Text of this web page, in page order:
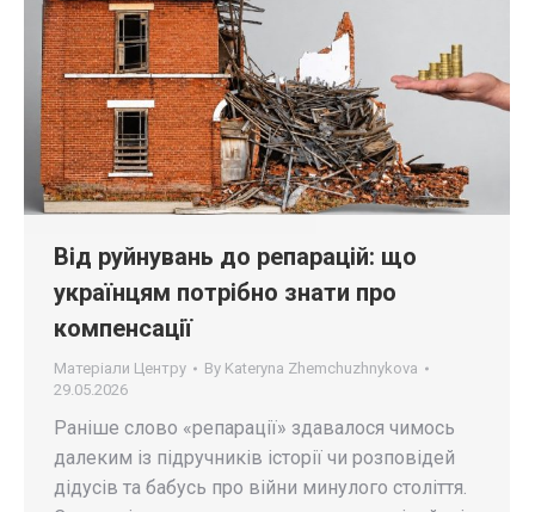
Від руйнувань до репарацій: що
українцям потрібно знати про
компенсації
Матеріали Центру By Kateryna Zhemchuzhnykova
29.05.2026
Раніше слово «репарації» здавалося чимось
далеким із підручників історії чи розповідей
дідусів та бабусь про війни минулого століття.